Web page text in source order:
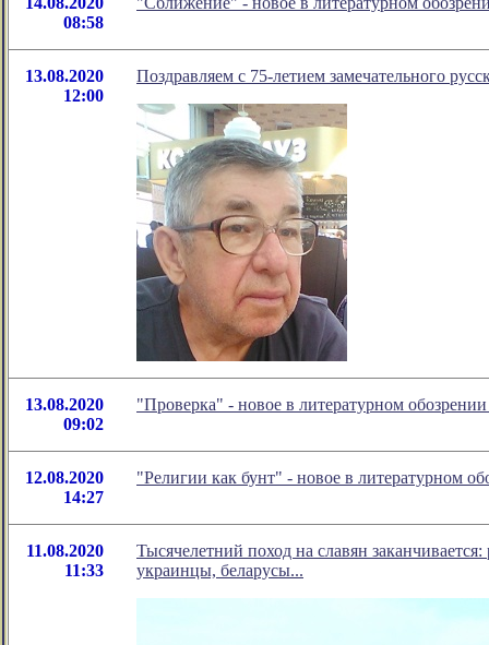
08:58
13.08.2020
12:00
Поздравляем с 75-летием замечательного
13.08.2020
09:02
"Проверка" - новое в литературном
12.08.2020
14:27
"Религии как бунт" - новое в литературном
11.08.2020
11:33
Тысячелетний поход на славян
украинцы, беларусы...